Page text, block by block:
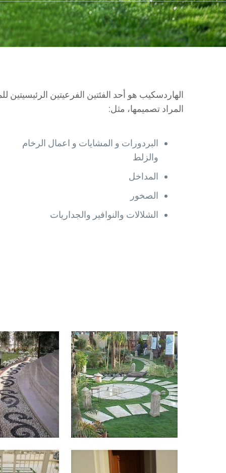
المراد تصميمها، مثل:
البردورات و المشايات و اعمال الرخام
والزلط
المداخل
الصخور
الشلالات والنوافير والجداريات